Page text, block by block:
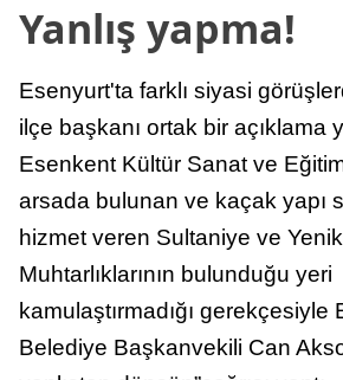
Yanlış yapma!
Esenyurt'ta farklı siyasi
ilçe başkanı ortak bir açıklama
Esenkent Kültür Sanat ve Eğitim
arsada bulunan ve kaçak yapı
hizmet veren Sultaniye ve
Muhtarlıklarının bulunduğu yeri
kamulaştırmadığı gerekçesiyle
Belediye Başkanvekili Can